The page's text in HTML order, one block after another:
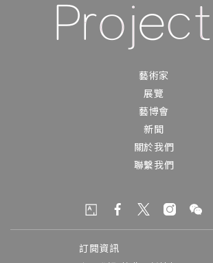
藝術家
展覽
藝博會
新聞
關於我們
聯繫我們
訂閱資訊